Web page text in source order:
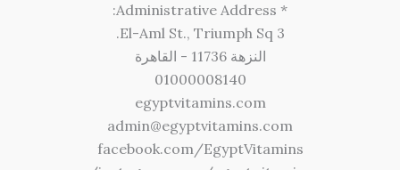
* Administrative Address:
النزهة 11736 - القاهرة
01000008140
egyptvitamins.com
admin@egyptvitamins.com
facebook.com/EgyptVitamins